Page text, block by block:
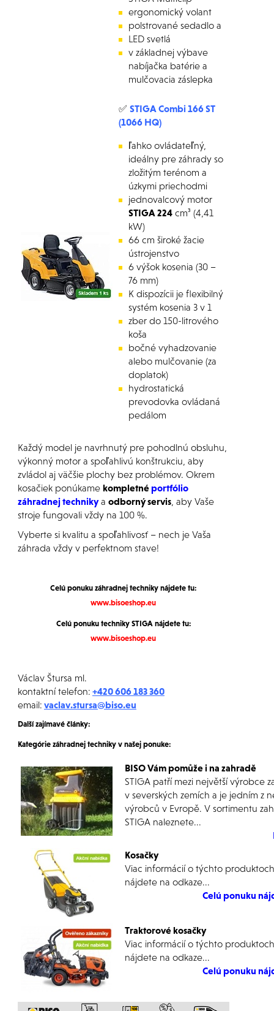
ergonomický volant
polstrované sedadlo a
LED svetlá
v základnej výbave
nabíjačka batérie a
mulčovacia záslepka
✅ STIGA Combi 166 ST
(1066 HQ)
ľahko ovládateľný,
ideálny pre záhrady so
zložitým terénom a
úzkymi priechodmi
jednovalcový motor
STIGA 224cm³ (4,41
kW)
66 cm široké žacie
ústrojenstvo
6 výšok kosenia (30 –
76 mm)
K dispozícii je flexibilný
systém kosenia 3 v 1
zber do 150-litrového
koša
bočné vyhadzovanie
alebo mulčovanie (za
doplatok)
hydrostatická
prevodovka ovládaná
pedálom
Každý model je navrhnutý pre pohodlnú obsluhu,
výkonný motor a spoľahlivú konštrukciu, aby
zvládol aj väčšie plochy bez problémov. Okrem
kosačiek ponúkame kompletné portfólio
záhradnej technikya odborný servis, aby Vaše
stroje fungovali vždy na 100 %.
Vyberte si kvalitu a spoľahlivosť – nech je Vaša
záhrada vždy v perfektnom stave!
Celú ponuku záhradnej techniky nájdete tu:
www.bisoeshop.eu
Celú ponuku techniky STIGA nájdete tu:
www.bisoeshop.eu
Václav Štursa ml.
kontaktní telefon: +420 606 183 360
email: vaclav.stursa@biso.eu
Další zajímavé články:
Kategórie záhradnej techniky v našej ponuke:
BISO Vám pomůže i na zahradě
STIGA patří mezi největší výrobce
v severských zemích a je jedním z
výrobců v Evropě. V sortimentu
STIGA naleznete...
Kosačky
Viac informácií o týchto
nájdete na odkaze...
Celú ponuku
Traktorové kosačky
Viac informácií o týchto
nájdete na odkaze...
Celú ponuku